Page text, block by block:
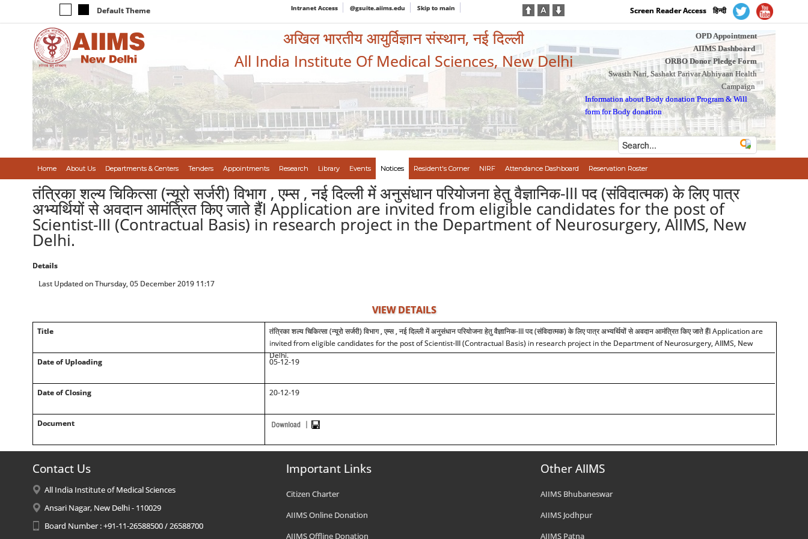
Default Theme Intranet Access @gsuite.aiims.edu Skip to main Screen Reader Access हिन्दी
अखिल भारतीय आयुर्विज्ञान संस्थान, नई दिल्ली
All India Institute Of Medical Sciences, New Delhi
OPD Appointment
AIIMS Dashboard
ORBO Donor Pledge Form
Swasth Nari, Sashakt Parivar Abhiyaan Health
Campaign
Information about Body donation Program &Will
form for Body donation
Home About Us Departments & Centers Tenders Appointments Research Library Events Notices Resident's Corner NIRF Attendance Dashboard Reservation Roster
तंत्रिका शल्य चिकित्सा (न्यूरो सर्जरी) विभाग , एम्स , नई दिल्ली में अनुसंधान परियोजना हेतु वैज्ञानिक-III पद (संविदात्मक) के लिए पात्र
अभ्यर्थियों से अवदान आमंत्रित किए जाते हैंI Application are invited from eligible candidates for the post of
Scientist-III (Contractual Basis) in research project in the Department of Neurosurgery, AIIMS, New
Delhi.
Details
Last Updated on Thursday, 05 December 2019 11:17
VIEW DETAILS
Title
तंत्रिका शल्य चिकित्सा (न्यूरो सर्जरी) विभाग , एम्स , नई दिल्ली में अनुसंधान परियोजना हेतु वैज्ञानिक-III पद (संविदात्मक) के लिए पात्र अभ्यर्थियों से अवदान आमंत्रित किए जाते हैंI Application are
invited from eligible candidates for the post of Scientist-III (Contractual Basis) in research project in the Department of Neurosurgery, AIIMS, New
Delhi.
Date of Uploading 05-12-19
Date of Closing 20-12-19
Document
Contact Us
All India Institute of Medical Sciences
Ansari Nagar, New Delhi - 110029
Board Number : +91-11-26588500 / 26588700
Important Links
Citizen Charter
AIIMS Online Donation
AIIMS Offline Donation
Other AIIMS
AIIMS Bhubaneswar
AIIMS Jodhpur
AIIMS Patna